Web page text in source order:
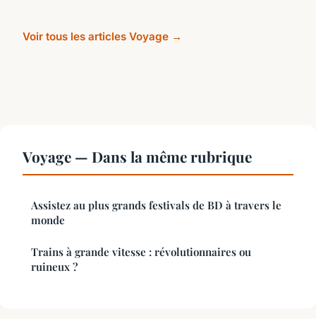
Voir tous les articles Voyage →
Voyage — Dans la même rubrique
Assistez au plus grands festivals de BD à travers le
monde
Trains à grande vitesse : révolutionnaires ou
ruineux ?